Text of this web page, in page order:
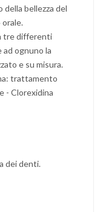
bellezza del
orale.
tre differenti
ognuno la
e su misura.
trattamento
- Clorexidina
dei denti.